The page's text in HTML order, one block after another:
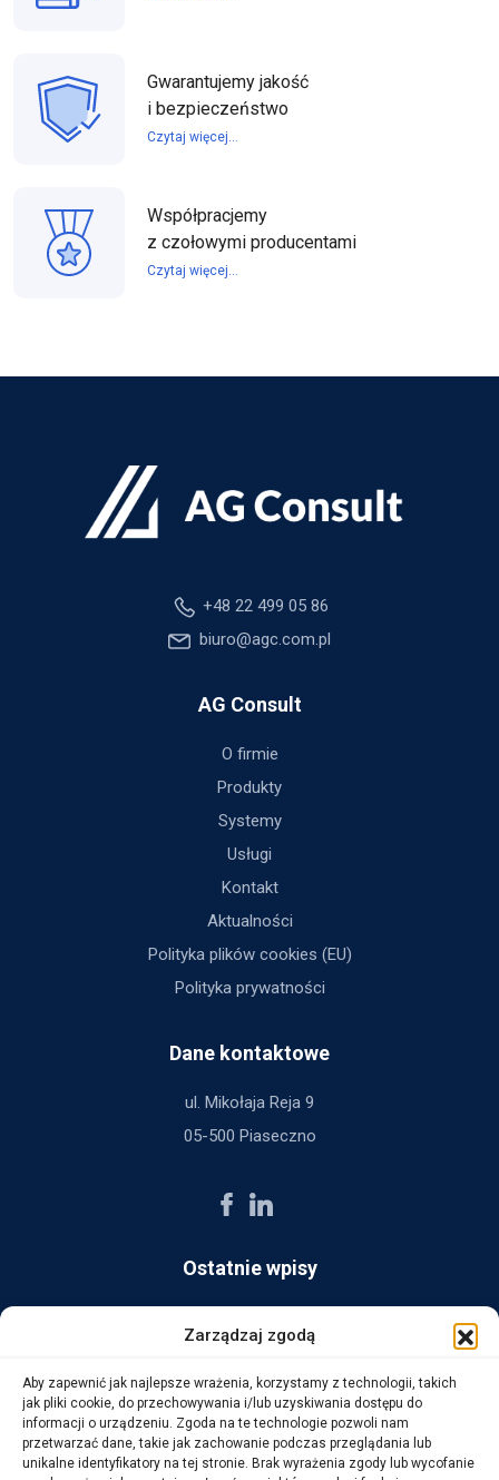
Zarządzaj zgodą
Aby zapewnić jak najlepsze wrażenia, korzystamy z technologii, takich
jak pliki cookie, do przechowywania i/lub uzyskiwania dostępu do
informacji o urządzeniu. Zgoda na te technologie pozwoli nam
przetwarzać dane, takie jak zachowanie podczas przeglądania lub
unikalne identyfikatory na tej stronie. Brak wyrażenia zgody lub wycofanie
Gwarantujemy jakość
i bezpieczeństwo
Czytaj więcej...
Współpracjemy
z czołowymi producentami
Czytaj więcej...
+48 22 499 05 86
biuro@agc.com.pl
AG Consult
O firmie
Produkty
Systemy
Usługi
Kontakt
Aktualności
Polityka plików cookies (EU)
Polityka prywatności
Dane kontaktowe
ul. Mikołaja Reja 9
05-500 Piaseczno
Ostatnie wpisy
Micro
14 października, 2025
WarehouseLAB: LOGISTYKA 4.0 – Automatyzacja i